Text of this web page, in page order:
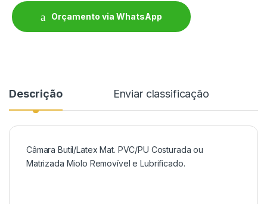
Orçamento via WhatsApp
Descrição Enviar classificação
Câmara Butil/Latex Mat. PVC/PU Costurada ou
Matrizada Miolo Removível e Lubrificado.